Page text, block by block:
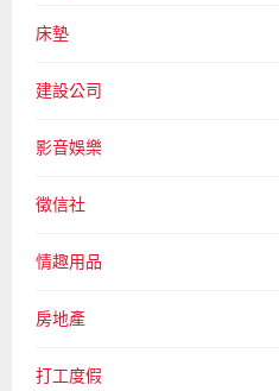
床墊
建設公司
影音娛樂
徵信社
情趣用品
房地產
打工度假